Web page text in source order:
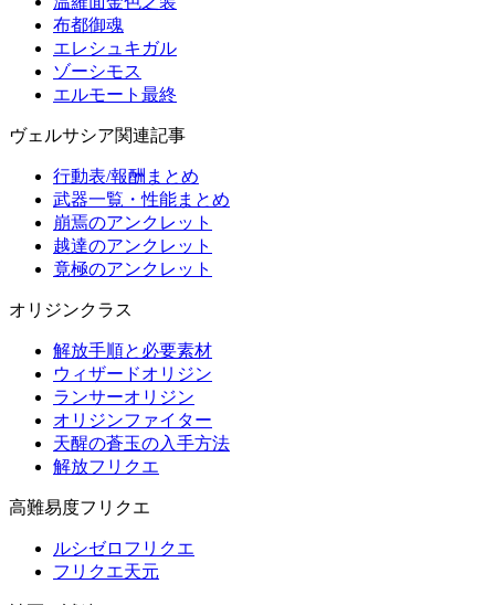
布都御魂
エレシュキガル
ゾーシモス
エルモート最終
ヴェルサシア関連記事
行動表/報酬まとめ
武器一覧・性能まとめ
崩焉のアンクレット
越達のアンクレット
竟極のアンクレット
オリジンクラス
解放手順と必要素材
ウィザードオリジン
ランサーオリジン
オリジンファイター
天醒の蒼玉の入手方法
解放フリクエ
高難易度フリクエ
ルシゼロフリクエ
フリクエ天元